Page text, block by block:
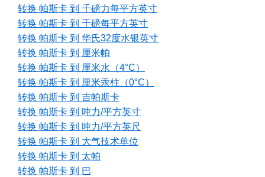
转换 帕斯卡 到 千磅力每平方英寸
转换 帕斯卡 到 千磅每平方英寸
转换 帕斯卡 到 华氏32度水银英寸
转换 帕斯卡 到 厘米帕
转换 帕斯卡 到 厘米水（4°C）
转换 帕斯卡 到 厘米汞柱（0°C）
转换 帕斯卡 到 吉帕斯卡
转换 帕斯卡 到 吨力/平方英寸
转换 帕斯卡 到 吨力/平方英尺
转换 帕斯卡 到 大气技术单位
转换 帕斯卡 到 太帕
转换 帕斯卡 到 巴